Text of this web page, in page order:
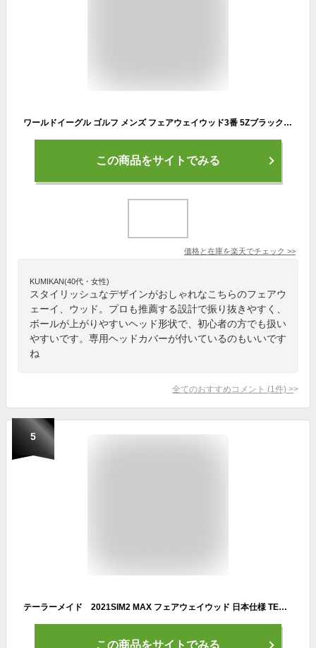
ワールドイーグル ゴルフ メンズ フェアウェイウッド3番 5Zブラック ボールが上がりやすい設計 振り抜き安いヘッド形状 初心者の方にもおすすめ 井戸木プロ推薦 専用ヘッドカバー付き 右用 フレックスRとS【ssfwwd】【add−option】
この商品をサイトでみる
価格と在庫を楽天でチェック >>
KUMIKAN(40代・女性)
スタイリッシュなデザインがおしゃれなこちらのフェアウ
ェーイ、ウッド。プロも推薦する設計で振り抜きやすく、
ボールが上がりやすいヘッド形状で、初心者の方でも扱い
やすいです。専用ヘッドカバーが付いているのもいいです
ね
全てのおすすめコメント (1 件) >
5
テーラーメイド 2021SIM2 MAX フェアウェイウッド 日本仕様 TENSEI BLUE TM50 ('21) カーボンシャフト［Taylormade Fairwaywood ゴルフ DW-CCU46]
この商品をサイトでみる